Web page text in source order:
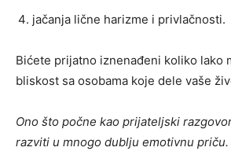
jačanja lične harizme i privlačnosti.
Bićete prijatno iznenađeni koliko lako
bliskost sa osobama koje dele vaše
Ono što počne kao prijateljski
razviti u mnogo dublju emotivnu priču.